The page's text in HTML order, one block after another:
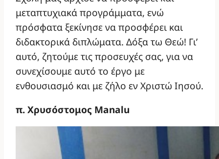
μεταπτυχιακά προγράμματα, ενώ
πρόσφατα ξεκίνησε να προσφέρει και
διδακτορικά διπλώματα. Δόξα τω Θεώ! Γι’
αυτό, ζητούμε τις προσευχές σας, για να
συνεχίσουμε αυτό το έργο με
ενθουσιασμό και με ζήλο εν Χριστώ Ιησού.
π. Χρυσόστομος Manalu